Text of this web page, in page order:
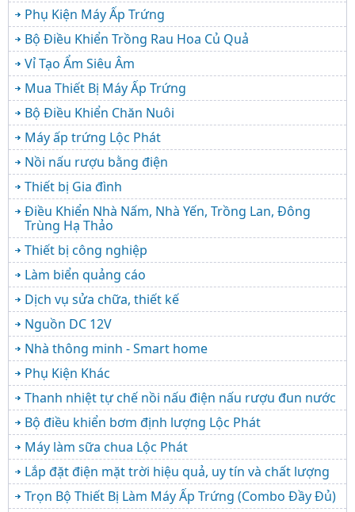
Phụ Kiện Máy Ấp Trứng
Bộ Điều Khiển Trồng Rau Hoa Củ Quả
Vỉ Tạo Ẩm Siêu Âm
Mua Thiết Bị Máy Ấp Trứng
Bộ Điều Khiển Chăn Nuôi
Máy ấp trứng Lộc Phát
Nồi nấu rượu bằng điện
Thiết bị Gia đình
Điều Khiển Nhà Nấm, Nhà Yến, Trồng Lan, Đông
Trùng Hạ Thảo
Thiết bị công nghiệp
Làm biển quảng cáo
Dịch vụ sửa chữa, thiết kế
Nguồn DC 12V
Nhà thông minh - Smart home
Phụ Kiện Khác
Thanh nhiệt tự chế nồi nấu điện nấu rượu đun nước
Bộ điều khiển bơm định lượng Lộc Phát
Máy làm sữa chua Lộc Phát
Lắp đặt điện mặt trời hiệu quả, uy tín và chất lượng
Trọn Bộ Thiết Bị Làm Máy Ấp Trứng (Combo Đầy Đủ)